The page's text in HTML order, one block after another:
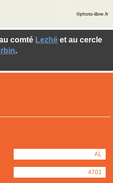
AL
4701
comté Lezhë et au cercle
.
©photo-libre.fr